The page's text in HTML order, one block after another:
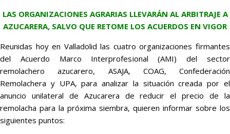
LAS ORGANIZACIONES AGRARIAS LLEVARÁN AL ARBITRAJE A
AZUCARERA, SALVO QUE RETOME LOS ACUERDOS EN VIGOR
Reunidas hoy en Valladolid las cuatro organizaciones firmantes
del Acuerdo Marco Interprofesional (AMI) del sector
remolachero azucarero, ASAJA, COAG, Confederación
Remolachera y UPA, para analizar la situación creada por el
anuncio unilateral de Azucarera de reducir el precio de la
remolacha para la próxima siembra, quieren informar sobre los
siguientes puntos: